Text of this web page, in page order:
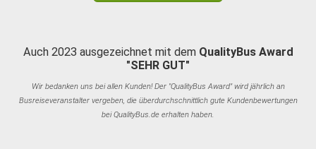
Auch 2023 ausgezeichnet mit dem QualityBus Award
"SEHR GUT"
Wir bedanken uns bei allen Kunden! Der "QualityBus Award" wird jährlich an
Busreiseveranstalter vergeben, die überdurchschnittlich gute Kundenbewertungen
bei QualityBus.de erhalten haben.